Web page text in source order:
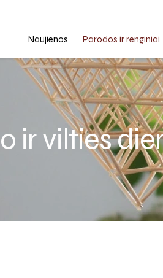
Naujienos Parodos ir renginiai
ir vilties